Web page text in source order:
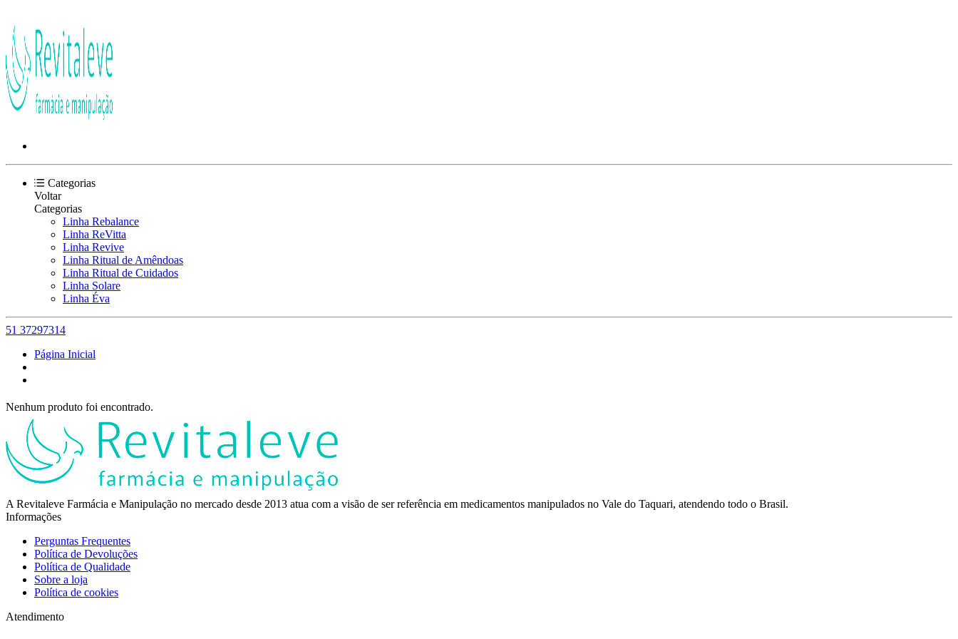
Categorias
Voltar
Categorias
Linha Rebalance
Linha ReVitta
Linha Revive
Linha Ritual de Amêndoas
Linha Ritual de Cuidados
Linha Solare
Linha Éva
51 37297314
Página Inicial
Nenhum produto foi encontrado.
A Revitaleve Farmácia e Manipulação no mercado desde 2013 atua com a visão de ser referência em medicamentos manipulados no Vale do Taquari, atendendo todo o Brasil.
Informações
Perguntas Frequentes
Política de Devoluções
Política de Qualidade
Sobre a loja
Política de cookies
Atendimento